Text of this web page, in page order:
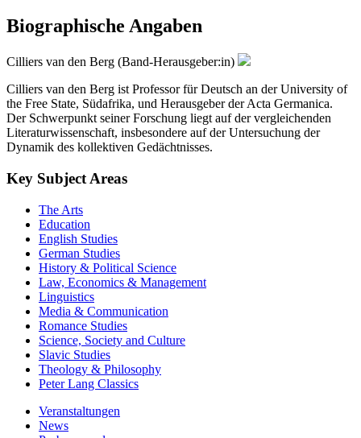
Biographische Angaben
Cilliers van den Berg (Band-Herausgeber:in)
Cilliers van den Berg ist Professor für Deutsch an der University of
the Free State, Südafrika, und Herausgeber der Acta Germanica.
Der Schwerpunkt seiner Forschung liegt auf der vergleichenden
Literaturwissenschaft, insbesondere auf der Untersuchung der
Dynamik des kollektiven Gedächtnisses.
Key Subject Areas
The Arts
Education
English Studies
German Studies
History & Political Science
Law, Economics & Management
Linguistics
Media & Communication
Romance Studies
Science, Society and Culture
Slavic Studies
Theology & Philosophy
Peter Lang Classics
Veranstaltungen
News